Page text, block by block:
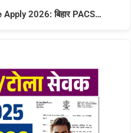
2026: बिहार PACS…